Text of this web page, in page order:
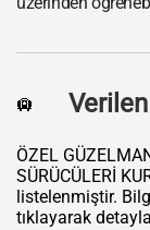
🛄
ÖZEL
SÜRÜCÜLERİ
listelenmiştir.
tıklayarak